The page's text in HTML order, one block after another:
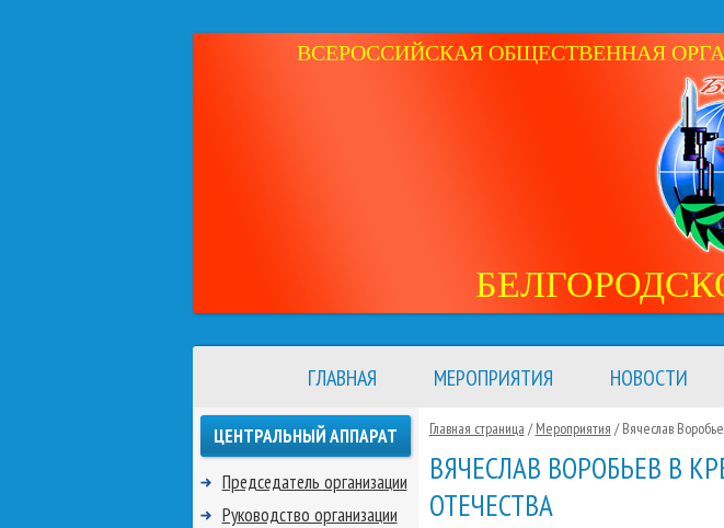
ВСЕРОССИЙСКАЯ ОБЩЕСТВЕННАЯ
ГЛАВНАЯ МЕРОПРИЯТИЯ НОВОСТИ
Главная страница /Мероприятия /Вячеслав
ВЯЧЕСЛАВ ВОРОБЬЕВ В
ОТЕЧЕСТВА
ЦЕНТРАЛЬНЫЙ АППАРАТ
Председатель организации
Руководство организации